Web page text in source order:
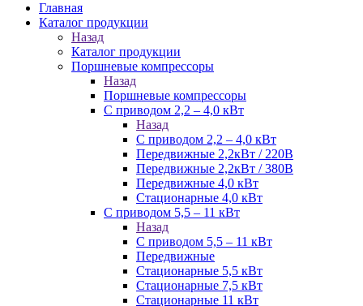
Главная
Каталог продукции
Назад
Каталог продукции
Поршневые компрессоры
Назад
Поршневые компрессоры
С приводом 2,2 – 4,0 кВт
Назад
С приводом 2,2 – 4,0 кВт
Передвижные 2,2кВт / 220В
Передвижные 2,2кВт / 380В
Передвижные 4,0 кВт
Стационарные 4,0 кВт
С приводом 5,5 – 11 кВт
Назад
С приводом 5,5 – 11 кВт
Передвижные
Стационарные 5,5 кВт
Стационарные 7,5 кВт
Стационарные 11 кВт